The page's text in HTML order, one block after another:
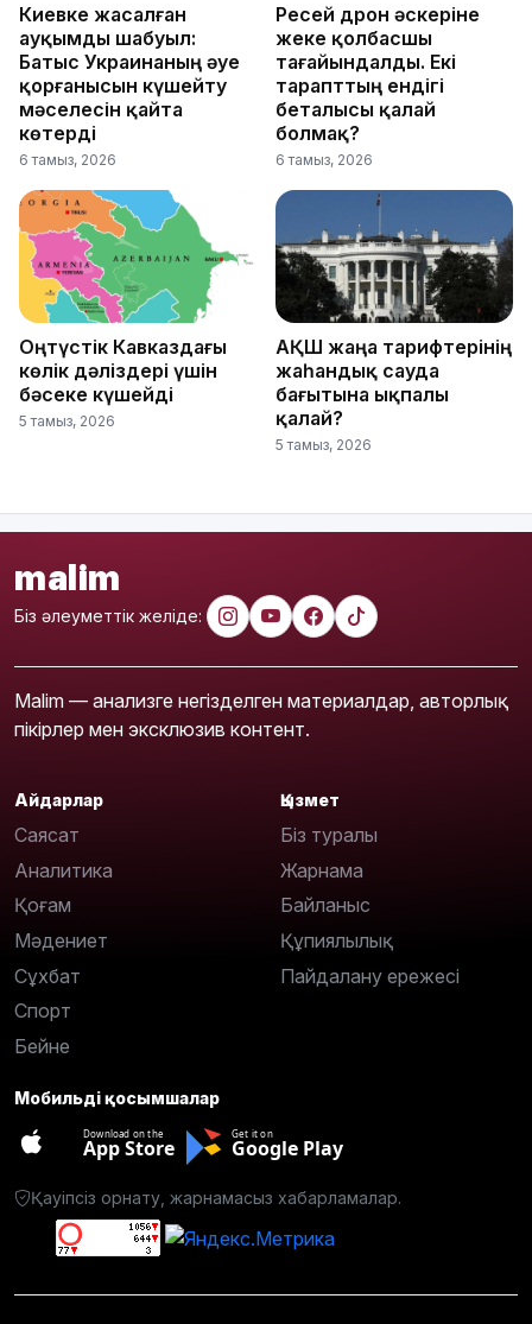
Киевке жасалған
ауқымды шабуыл:
Батыс Украинаның әуе
қорғанысын күшейту
мәселесін қайта
көтерді
6 тамыз, 2026
Ресей дрон әскеріне
жеке қолбасшы
тағайындалды. Екі
тарапттың ендігі
беталысы қалай
болмақ?
6 тамыз, 2026
Оңтүстік Кавказдағы
көлік дәліздері үшін
бәсеке күшейді
5 тамыз, 2026
АҚШ жаңа тарифтерінің
жаһандық сауда
бағытына ықпалы
қалай?
5 тамыз, 2026
malim
Біз әлеуметтік желіде:
Malim — анализге негізделген материалдар, авторлық
пікірлер мен эксклюзив контент.
Айдарлар
Саясат
Аналитика
Қоғам
Мәдениет
Сұхбат
Спорт
Бейне
Қызмет
Біз туралы
Жарнама
Байланыс
Құпиялылық
Пайдалану ережесі
Мобильді қосымшалар
Download on the
App Store
Get it on
Google Play
Қауіпсіз орнату, жарнамасыз хабарламалар.